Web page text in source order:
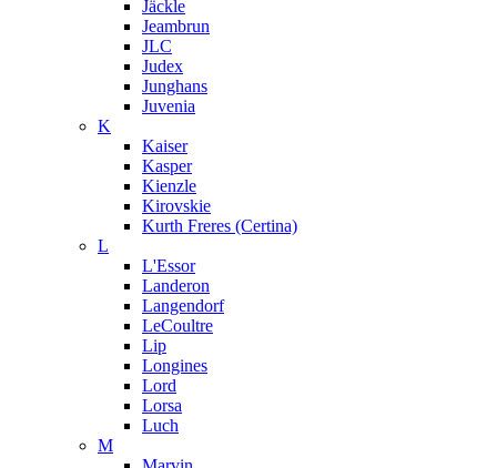
Jäckle
Jeambrun
JLC
Judex
Junghans
Juvenia
K
Kaiser
Kasper
Kienzle
Kirovskie
Kurth Freres (Certina)
L
L'Essor
Landeron
Langendorf
LeCoultre
Lip
Longines
Lord
Lorsa
Luch
M